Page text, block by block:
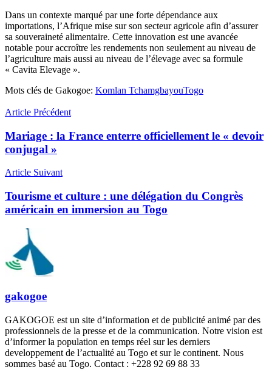
Dans un contexte marqué par une forte dépendance aux
importations, l’Afrique mise sur son secteur agricole afin d’assurer
sa souveraineté alimentaire. Cette innovation est une avancée
notable pour accroître les rendements non seulement au niveau de
l’agriculture mais aussi au niveau de l’élevage avec sa formule
« Cavita Elevage ».
Mots clés de Gakogoe: Komlan TchamgbayouTogo
Article Précédent
Mariage : la France enterre officiellement le « devoir
conjugal »
Article Suivant
Tourisme et culture : une délégation du Congrès
américain en immersion au Togo
gakogoe
GAKOGOE est un site d’information et de publicité animé par des
professionnels de la presse et de la communication. Notre vision est
d’informer la population en temps réel sur les derniers
developpement de l’actualité au Togo et sur le continent. Nous
sommes basé au Togo. Contact : +228 92 69 88 33